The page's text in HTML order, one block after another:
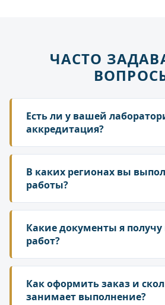
ЧАСТО
Есть ли у вашей
аккредитация?
Да. ГК «Лаборатория»
национальной системе
протоколы и заключения
Росприроднадзором,
инспекцией труда.
В каких регионах вы
работы?
Работаем по всей территории
собственная сеть лабораторий
подразделений, что позволяет
регионе. Сроки выезда
объекта — уточняйте у
оформлении заявки.
Какие документы я получу
работ?
По результатам исследований
официальный протокол
установленного образца и,
Как оформить заказ и
занимает выполнение?